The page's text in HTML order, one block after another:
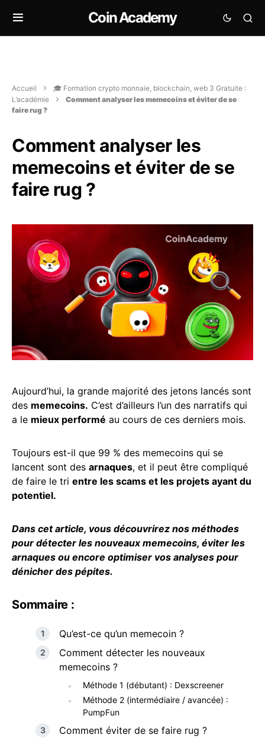
Coin Academy
Accueil
🎓 Formation crypto monnaie, blockchain, web 3 Gratuite :
L’académie
Comment analyser les memecoins et éviter de se
faire rug ?
Comment analyser les
memecoins et éviter de se
faire rug ?
Aujourd’hui, la grande majorité des jetons lancés sont
des memecoins. C’est d’ailleurs l’un des narratifs qui
a le mieux performé au cours de ces derniers mois.
Toujours est-il que 99 % des memecoins qui se
lancent sont des arnaques, et il peut être compliqué
de faire le tri entre les scams et les projets ayant du
potentiel.
Dans cet article, vous découvrirez nos méthodes
pour détecter les nouveaux memecoins, éviter les
arnaques ou encore optimiser vos analyses pour
dénicher des pépites.
Sommaire :
Qu’est-ce qu’un memecoin ?
Comment détecter les nouveaux
memecoins ?
Méthode 1 (débutant) : Dexscreener
Méthode 2 (intermédiaire / avancée) :
PumpFun
Comment éviter de se faire rug ?